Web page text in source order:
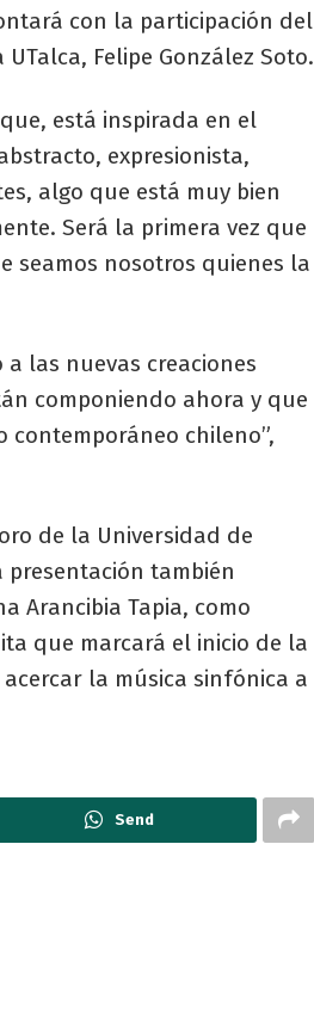
con la participación del
Felipe González Soto.
está inspirada en el
expresionista,
algo que está muy bien
Será la primera vez que
seamos nosotros quienes la
las nuevas creaciones
componiendo ahora y que
chileno”,
de la Universidad de
presentación también
Arancibia Tapia, como
que marcará el inicio de la
la música sinfónica a
Send